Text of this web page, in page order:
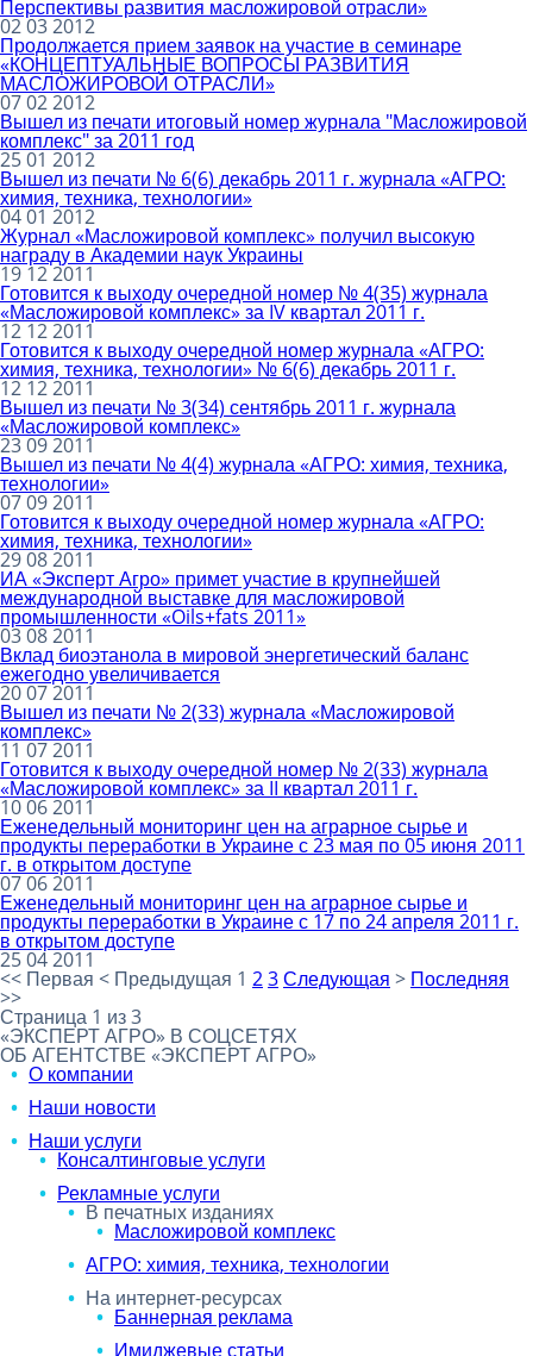
Перспективы развития масложировой отрасли»
02 03 2012
Продолжается прием заявок на участие в семинаре
«КОНЦЕПТУАЛЬНЫЕ ВОПРОСЫ РАЗВИТИЯ
МАСЛОЖИРОВОЙ ОТРАСЛИ»
07 02 2012
Вышел из печати итоговый номер журнала "Масложировой
комплекс" за 2011 год
25 01 2012
Вышел из печати № 6(6) декабрь 2011 г. журнала «АГРО:
химия, техника, технологии»
04 01 2012
Журнал «Масложировой комплекс» получил высокую
награду в Академии наук Украины
19 12 2011
Готовится к выходу очередной номер № 4(35) журнала
«Масложировой комплекс» за IV квартал 2011 г.
12 12 2011
Готовится к выходу очередной номер журнала «АГРО:
химия, техника, технологии» № 6(6) декабрь 2011 г.
12 12 2011
Вышел из печати № 3(34) сентябрь 2011 г. журнала
«Масложировой комплекс»
23 09 2011
Вышел из печати № 4(4) журнала «АГРО: химия, техника,
технологии»
07 09 2011
Готовится к выходу очередной номер журнала «АГРО:
химия, техника, технологии»
29 08 2011
ИА «Эксперт Агро» примет участие в крупнейшей
международной выставке для масложировой
промышленности «Oils+fats 2011»
03 08 2011
Вклад биоэтанола в мировой энергетический баланс
ежегодно увеличивается
20 07 2011
Вышел из печати № 2(33) журнала «Масложировой
комплекс»
11 07 2011
Готовится к выходу очередной номер № 2(33) журнала
«Масложировой комплекс» за II квартал 2011 г.
10 06 2011
Еженедельный мониторинг цен на аграрное сырье и
продукты переработки в Украине с 23 мая по 05 июня 2011
г. в открытом доступе
07 06 2011
Еженедельный мониторинг цен на аграрное сырье и
продукты переработки в Украине с 17 по 24 апреля 2011 г.
в открытом доступе
25 04 2011
<< Первая < Предыдущая 1 23Следующая > Последняя
>>
Страница 1 из 3
«ЭКСПЕРТ АГРО» В СОЦСЕТЯХ
ОБ АГЕНТСТВЕ «ЭКСПЕРТ АГРО»
О компании
Наши новости
Наши услуги
Консалтинговые услуги
Рекламные услуги
В печатных изданиях
Масложировой комплекс
АГРО: химия, техника, технологии
На интернет-ресурсах
Баннерная реклама
Имиджевые статьи